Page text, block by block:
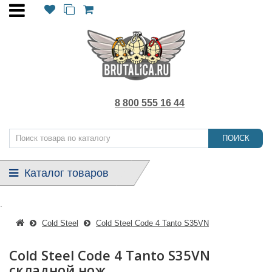
8 800 555 16 44
ПОИСК
Каталог товаров
Cold Steel Cold Steel Code 4 Tanto S35VN
Cold Steel Code 4 Tanto S35VN